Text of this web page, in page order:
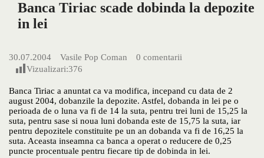
Banca Tiriac scade dobinda la depozite
in lei
30.07.2004 Vasile Pop Coman
0 comentarii
Vizualizari:376
Banca Tiriac a anuntat ca va modifica, incepand cu data de 2
august 2004, dobanzile la depozite. Astfel, dobanda in lei pe o
perioada de o luna va fi de 14 la suta, pentru trei luni de 15,25 la
suta, pentru sase si noua luni dobanda este de 15,75 la suta, iar
pentru depozitele constituite pe un an dobanda va fi de 16,25 la
suta. Aceasta inseamna ca banca a operat o reducere de 0,25
puncte procentuale pentru fiecare tip de dobinda in lei.